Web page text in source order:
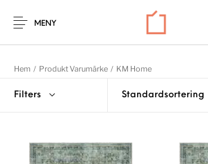
MENY
Hem / Produkt Varumärke / KM Home
Filters Standardsortering